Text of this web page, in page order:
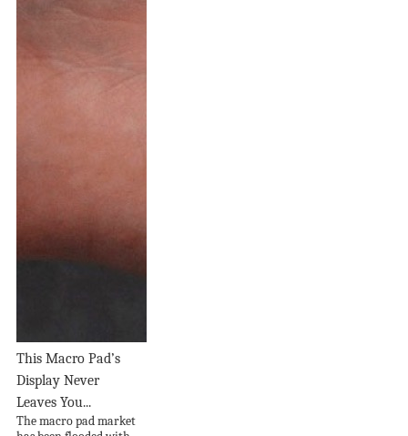
This Macro Pad’s
Display Never
Leaves You...
The macro pad market